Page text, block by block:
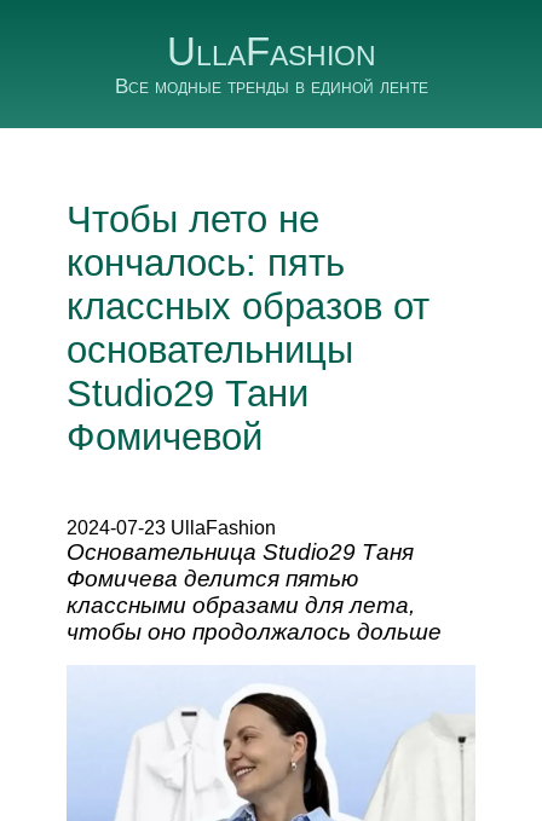
UllaFashion
Все модные тренды в единой ленте
Чтобы лето не
кончалось: пять
классных образов от
основательницы
Studio29 Тани
Фомичевой
2024-07-23 UllaFashion
Основательница Studio29 Таня
Фомичева делится пятью
классными образами для лета,
чтобы оно продолжалось дольше